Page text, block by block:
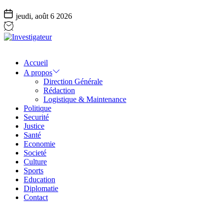
jeudi, août 6 2026
Accueil
A propos
Direction Générale
Rédaction
Logistique & Maintenance
Politique
Securité
Justice
Santé
Economie
Societé
Culture
Sports
Education
Diplomatie
Contact